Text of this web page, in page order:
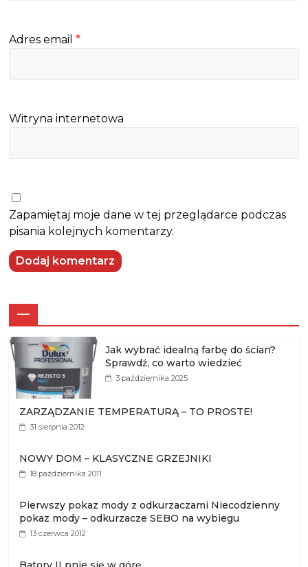
Adres email*
Witryna internetowa
Zapamiętaj moje dane w tej przeglądarce podczas
pisania kolejnych komentarzy.
—
Jak wybrać idealną farbę do ścian?
Sprawdź, co warto wiedzieć
3 października 2025
ZARZĄDZANIE TEMPERATURĄ – TO PROSTE!
31 sierpnia 2012
NOWY DOM – KLASYCZNE GRZEJNIKI
18 października 2011
Pierwszy pokaz mody z odkurzaczami Niecodzienny
pokaz mody – odkurzacze SEBO na wybiegu
13 czerwca 2012